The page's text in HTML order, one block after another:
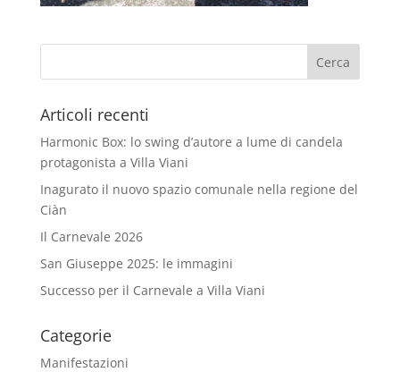
Articoli recenti
Harmonic Box: lo swing d’autore a lume di candela
protagonista a Villa Viani
Inagurato il nuovo spazio comunale nella regione del
Ciàn
Il Carnevale 2026
San Giuseppe 2025: le immagini
Successo per il Carnevale a Villa Viani
Categorie
Manifestazioni